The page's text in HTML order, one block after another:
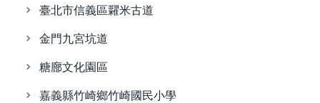
臺北市信義區糶米古道
金門九宮坑道
糖廍文化園區
嘉義縣竹崎鄉竹崎國民小學